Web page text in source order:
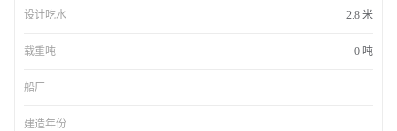
设计吃水 2.8 米
载重吨 0 吨
船厂
建造年份